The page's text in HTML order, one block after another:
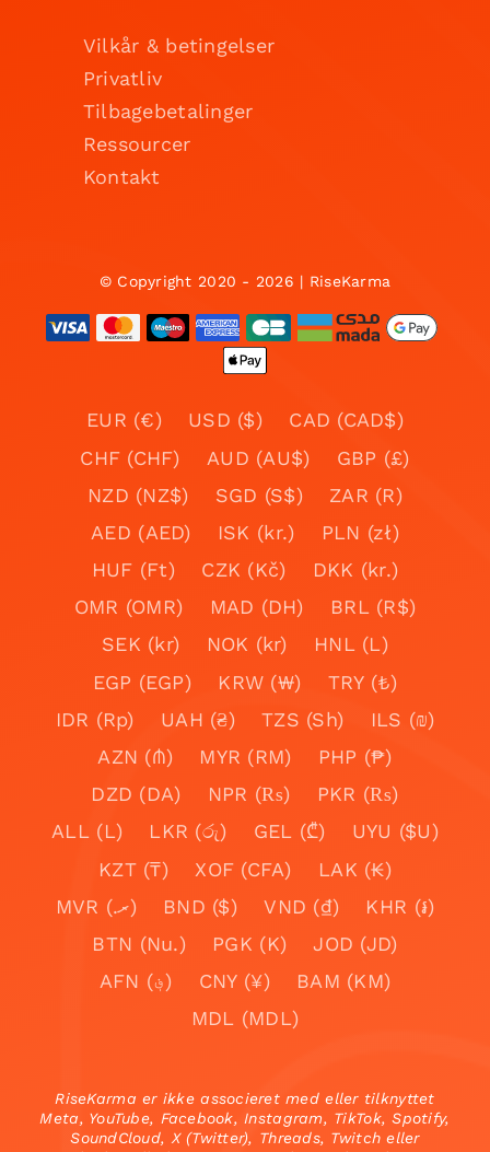
Vilkår & betingelser
Privatliv
Tilbagebetalinger
Ressourcer
Kontakt
© Copyright 2020 - 2026 | RiseKarma
EUR (€) USD ($)
CAD (CAD$)
CHF (CHF)
AUD (AU$)
GBP (£)
NZD (NZ$)
SGD (S$)
ZAR (R)
AED (AED)
ISK (kr.)
PLN (zł)
HUF (Ft)
CZK (Kč)
DKK (kr.)
OMR (OMR)
MAD (DH)
BRL (R$)
SEK (kr)
NOK (kr)
HNL (L)
EGP (EGP)
KRW (₩)
TRY (₺)
IDR (Rp)
UAH (₴) TZS (Sh)
ILS (₪)
AZN (₼)
MYR (RM)
PHP (₱)
DZD (DA)
NPR (₨)
PKR (₨)
ALL (L)
LKR (රු) GEL (₾)
UYU ($U)
KZT (₸)
XOF (CFA)
LAK (₭)
MVR (.ރ)
BND ($) VND (₫)
KHR (៛)
BTN (Nu.)
PGK (K)
JOD (JD)
AFN (؋)
CNY (¥)
BAM (KM)
MDL (MDL)
RiseKarma er ikke associeret med eller tilknyttet
Meta, YouTube, Facebook, Instagram, TikTok, Spotify,
SoundCloud, X (Twitter), Threads, Twitch eller